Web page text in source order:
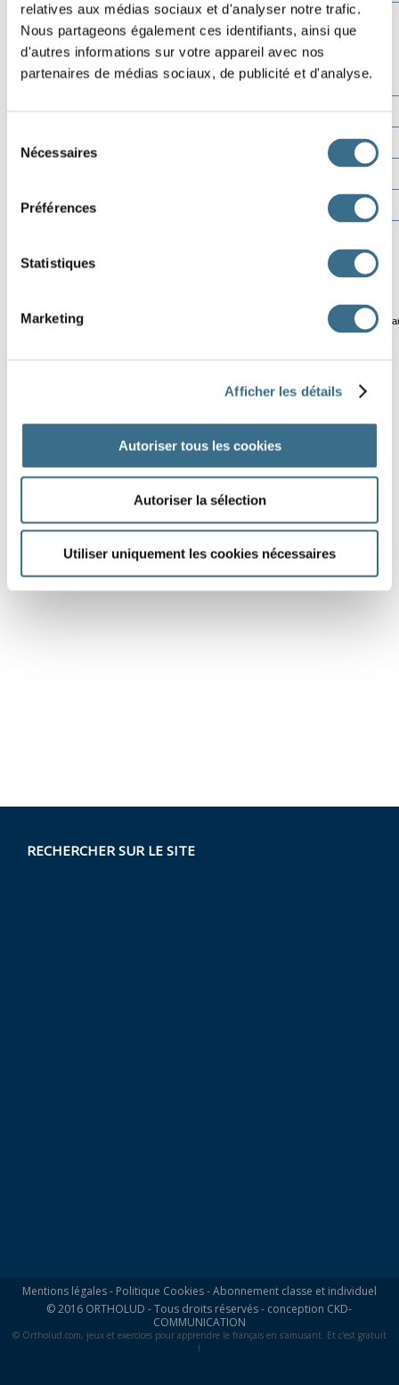
relatives aux médias sociaux et d'analyser notre trafic.
Nous partageons également ces identifiants, ainsi que
d'autres informations sur votre appareil avec nos
partenaires de médias sociaux, de publicité et d'analyse.
Nécessaires
Préférences
Statistiques
Marketing
Afficher les détails
Autoriser tous les cookies
Autoriser la sélection
Utiliser uniquement les cookies nécessaires
00:00
RECHERCHER SUR LE SITE
Mentions légales- Politique Cookies-Abonnement classe et individuel
© 2016 ORTHOLUD - Tous droits réservés - conception CKD-
COMMUNICATION
© Ortholud.com, jeux et exercices pour apprendre le français en s'amusant. Et c'est gratuit
!